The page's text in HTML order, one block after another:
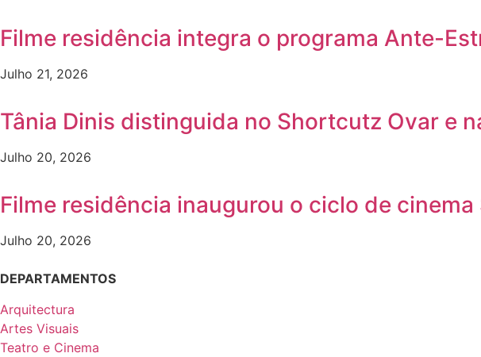
Filme residência integra o programa Ante-
Julho 21, 2026
Tânia Dinis distinguida no Shortcutz Ovar e
Julho 20, 2026
Filme residência inaugurou o ciclo de cinema
Julho 20, 2026
DEPARTAMENTOS
Arquitectura
Artes Visuais
Teatro e Cinema